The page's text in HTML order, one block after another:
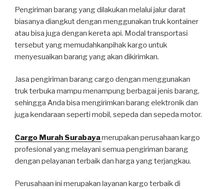
Pengiriman barang yang dilakukan melalui jalur darat
biasanya diangkut dengan menggunakan truk kontainer
atau bisa juga dengan kereta api. Modal transportasi
tersebut yang memudahkanpihak kargo untuk
menyesuaikan barang yang akan dikirimkan.
Jasa pengiriman barang cargo dengan menggunakan
truk terbuka mampu menampung berbagai jenis barang,
sehingga Anda bisa mengirimkan barang elektronik dan
juga kendaraan seperti mobil, sepeda dan sepeda motor.
Cargo Murah Surabayamerupakan perusahaan kargo
profesional yang melayani semua pengiriman barang
dengan pelayanan terbaik dan harga yang terjangkau.
Perusahaan ini merupakan layanan kargo terbaik di